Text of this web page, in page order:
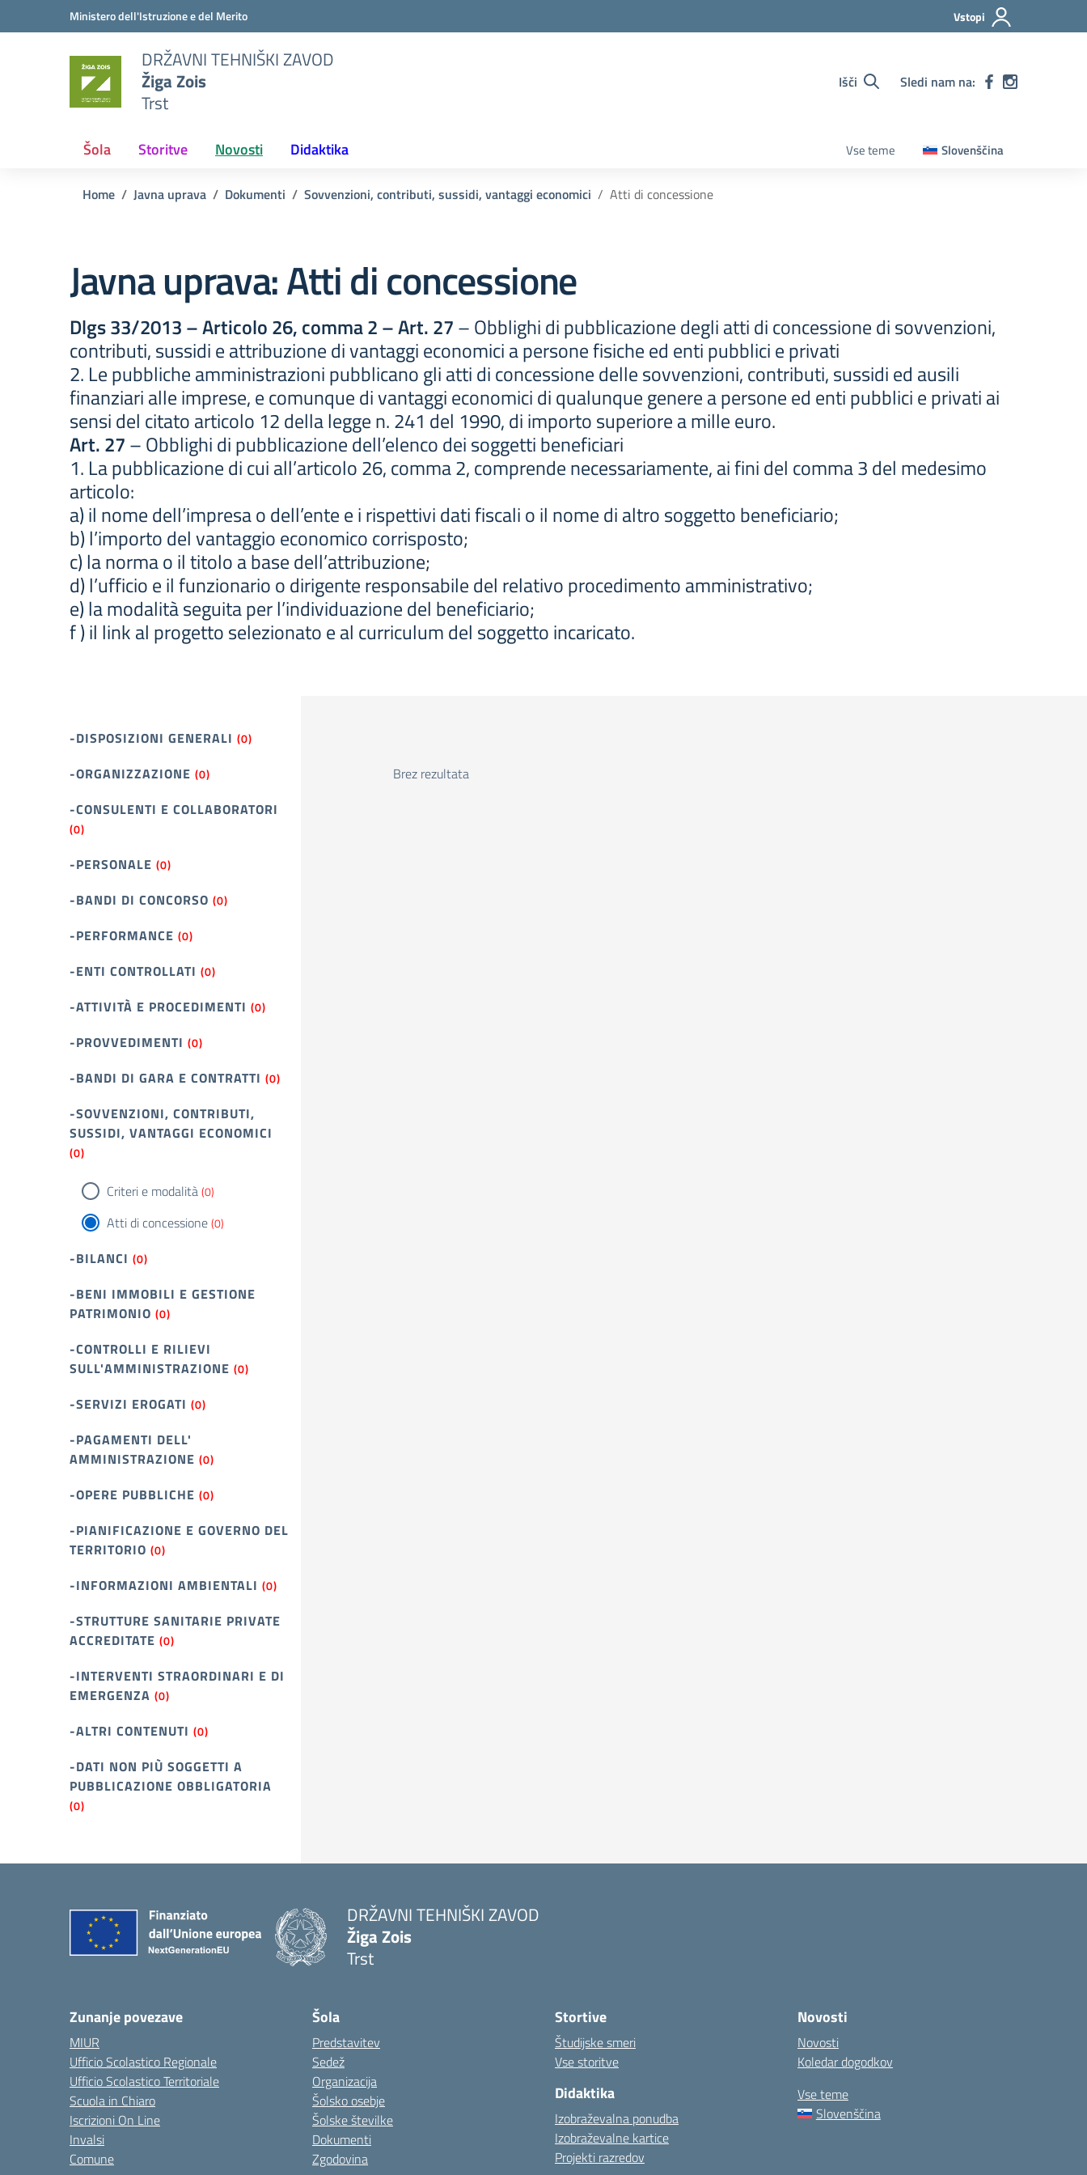
Vai ai contenuti
Vai al menu di navigazioneMinistero dell'Istruzione e del Merito Vstopi
DRŽAVNI TEHNIŠKI ZAVOD
Žiga Zois
Trst
Išči Sledi nam na:
Šola Storitve Novosti Didaktika Vse teme Slovenščina
Home Javna uprava Dokumenti Sovvenzioni, contributi, sussidi, vantaggi economici Atti di concessione
Javna uprava:Atti di concessione
Dlgs 33/2013 – Articolo 26, comma 2 – Art. 27– Obblighi di pubblicazione degli atti di concessione di sovvenzioni,
contributi, sussidi e attribuzione di vantaggi economici a persone fisiche ed enti pubblici e privati
2. Le pubbliche amministrazioni pubblicano gli atti di concessione delle sovvenzioni, contributi, sussidi ed ausili
finanziari alle imprese, e comunque di vantaggi economici di qualunque genere a persone ed enti pubblici e privati ai
sensi del citato articolo 12 della legge n. 241 del 1990, di importo superiore a mille euro.
Art. 27– Obblighi di pubblicazione dell’elenco dei soggetti beneficiari
1. La pubblicazione di cui all’articolo 26, comma 2, comprende necessariamente, ai fini del comma 3 del medesimo
articolo:
a) il nome dell’impresa o dell’ente e i rispettivi dati fiscali o il nome di altro soggetto beneficiario;
b) l’importo del vantaggio economico corrisposto;
c) la norma o il titolo a base dell’attribuzione;
d) l’ufficio e il funzionario o dirigente responsabile del relativo procedimento amministrativo;
e) la modalità seguita per l’individuazione del beneficiario;
f ) il link al progetto selezionato e al curriculum del soggetto incaricato.
-DISPOSIZIONI GENERALI (0)
-ORGANIZZAZIONE (0)
-CONSULENTI E COLLABORATORI
(0)
-PERSONALE (0)
-BANDI DI CONCORSO (0)
-PERFORMANCE (0)
-ENTI CONTROLLATI (0)
-ATTIVITÀ E PROCEDIMENTI (0)
-PROVVEDIMENTI (0)
-BANDI DI GARA E CONTRATTI (0)
-SOVVENZIONI, CONTRIBUTI,
SUSSIDI, VANTAGGI ECONOMICI
(0)
Criteri e modalità(0)
Atti di concessione(0)
-BILANCI (0)
-BENI IMMOBILI E GESTIONE
PATRIMONIO (0)
-CONTROLLI E RILIEVI
SULL'AMMINISTRAZIONE (0)
-SERVIZI EROGATI (0)
-PAGAMENTI DELL'
AMMINISTRAZIONE (0)
-OPERE PUBBLICHE (0)
-PIANIFICAZIONE E GOVERNO DEL
TERRITORIO (0)
-INFORMAZIONI AMBIENTALI (0)
-STRUTTURE SANITARIE PRIVATE
ACCREDITATE (0)
-INTERVENTI STRAORDINARI E DI
EMERGENZA (0)
-ALTRI CONTENUTI (0)
-DATI NON PIÙ SOGGETTI A
PUBBLICAZIONE OBBLIGATORIA
(0)
Brez rezultata
DRŽAVNI TEHNIŠKI ZAVOD
Žiga Zois
Trst
Zunanje povezave
MIUR
Ufficio Scolastico Regionale
Ufficio Scolastico Territoriale
Scuola in Chiaro
Iscrizioni On Line
Invalsi
Comune
Šola
Predstavitev
Sedež
Organizacija
Šolsko osebje
Šolske številke
Dokumenti
Zgodovina
Stortive
Študijske smeri
Vse storitve
Didaktika
Izobraževalna ponudba
Izobraževalne kartice
Projekti razredov
Novosti
Novosti
Koledar dogodkov
Vse teme
Slovenščina